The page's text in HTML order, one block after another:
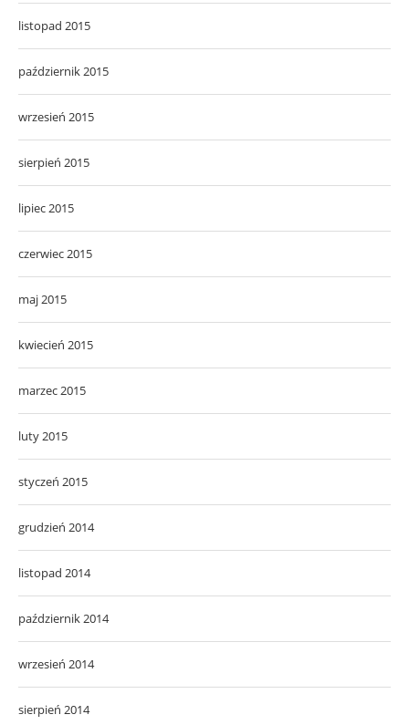
listopad 2015
październik 2015
wrzesień 2015
sierpień 2015
lipiec 2015
czerwiec 2015
maj 2015
kwiecień 2015
marzec 2015
luty 2015
styczeń 2015
grudzień 2014
listopad 2014
październik 2014
wrzesień 2014
sierpień 2014